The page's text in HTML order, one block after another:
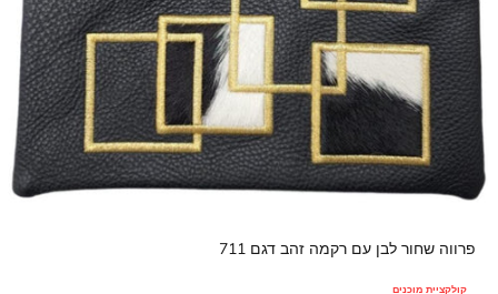
פרווה שחור לבן עם רקמה זהב דגם 711
קולקציית מוכנים